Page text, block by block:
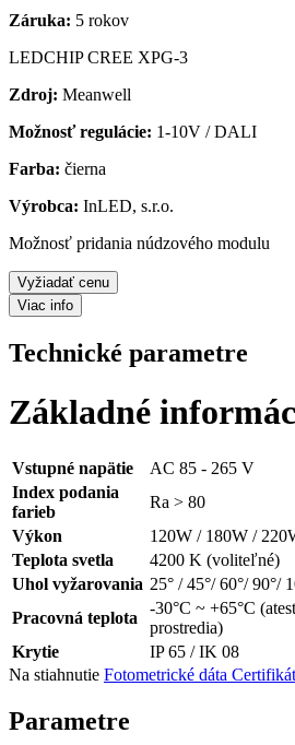
Záruka: 5 rokov
LEDCHIP CREE XPG-3
Zdroj: Meanwell
Možnosť regulácie: 1-10V / DALI
Farba: čierna
Výrobca: InLED, s.r.o.
Možnosť pridania núdzového modulu
Vyžiadať cenu
Viac info
Technické parametre
Základné
Vstupné napätie
AC 85 - 265 V
Index podania
farieb
Ra > 80
Výkon
120W / 180W /
Teplota svetla
4200 K (voliteľné)
Uhol vyžarovania 25° / 45°/ 60°/ 90°/
Pracovná teplota
-30°C ~ +65°C
prostredia)
Krytie
IP 65 / IK 08
Na stiahnutie Fotometrické dáta Certifikát
Parametre